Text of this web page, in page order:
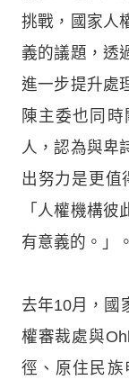
挑戰，國家人
義的議題，透
進一步提升處
陳主委也同
人，認為與卑
出努力是更值
「人權機構
有意義的。」。
去年10月，國
權審裁處與
徑、原住民族